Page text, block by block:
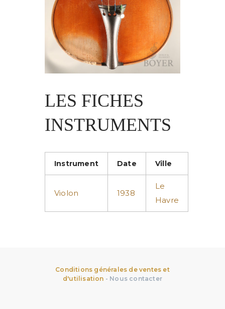
LES FICHES
INSTRUMENTS
Instrument Date Ville
Violon 1938
Le
Havre
Conditions générales de ventes et
d'utilisation - Nous contacter